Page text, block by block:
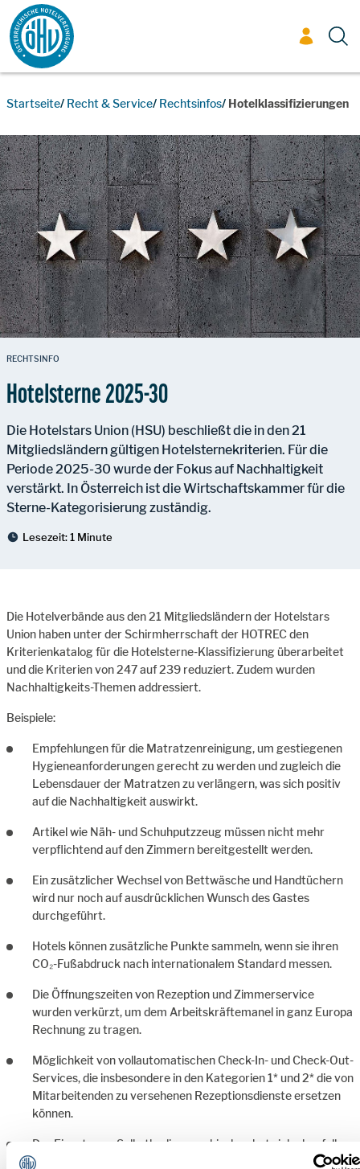
Zum Inhalt
Startseite Recht & Service Rechtsinfos Hotelklassifizierungen
RECHTSINFO
Hotelsterne 2025-30
Die Hotelstars Union (HSU) beschließt die in den 21
Mitgliedsländern gültigen Hotelsternekriterien. Für die
Periode 2025-30 wurde der Fokus auf Nachhaltigkeit
verstärkt. In Österreich ist die Wirtschaftskammer für die
Sterne-Kategorisierung zuständig.
Lesezeit:1 Minute
Die Hotelverbände aus den 21 Mitgliedsländern der Hotelstars
Union haben unter der Schirmherrschaft der HOTREC den
Kriterienkatalog für die Hotelsterne-Klassifizierung überarbeitet
und die Kriterien von 247 auf 239 reduziert. Zudem wurden
Nachhaltigkeits-Themen addressiert.
Beispiele:
Empfehlungen für die Matratzenreinigung, um gestiegenen
Hygieneanforderungen gerecht zu werden und zugleich die
Lebensdauer der Matratzen zu verlängern, was sich positiv
auf die Nachhaltigkeit auswirkt.
Artikel wie Näh- und Schuhputzzeug müssen nicht mehr
verpflichtend auf den Zimmern bereitgestellt werden.
Ein zusätzlicher Wechsel von Bettwäsche und Handtüchern
wird nur noch auf ausdrücklichen Wunsch des Gastes
durchgeführt.
Hotels können zusätzliche Punkte sammeln, wenn sie ihren
CO₂-Fußabdruck nach internationalem Standard messen.
Die Öffnungszeiten von Rezeption und Zimmerservice
wurden verkürzt, um dem Arbeitskräftemanel in ganz Europa
Rechnung zu tragen.
Möglichkeit von vollautomatischen Check-In- und Check-Out-
Services, die insbesondere in den Kategorien 1* und 2* die von
Mitarbeitenden zu versehenen Rezeptionsdienste ersetzen
können.
Der Einsatz von Selbstbedienungskiosken hat sich ebenfalls
durchgesetzt und ist nun in den neuen 4-Sterne-Kriterien als